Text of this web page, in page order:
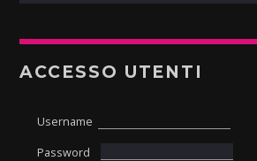
ACCESSO UTENTI
Username
Password